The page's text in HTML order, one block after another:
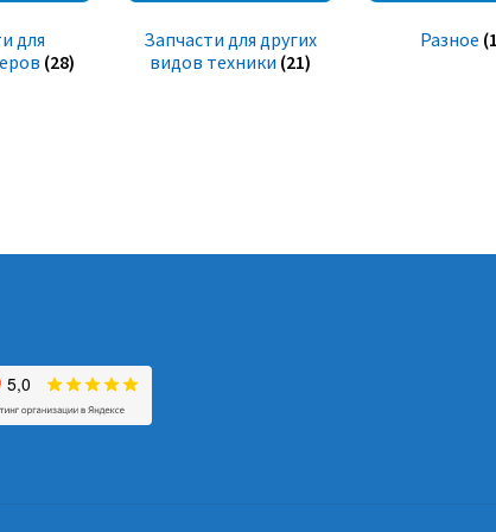
для
(28)
Запчасти для других
видов техники (21)
Разное